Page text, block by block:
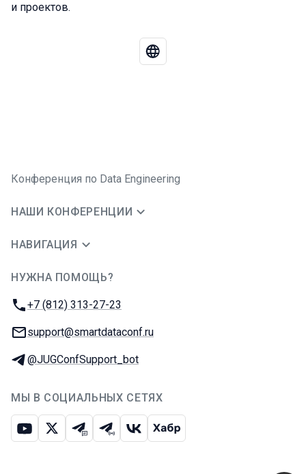
и проектов.
Конференция по Data Engineering
НАШИ КОНФЕРЕНЦИИ
НАВИГАЦИЯ
НУЖНА ПОМОЩЬ?
Телефон:
+7 (812) 313-27-23
E-mail:
support@smartdataconf.ru
Телеграм:
@JUGConfSupport_bot
МЫ В СОЦИАЛЬНЫХ СЕТЯХ
ЮтубИкс Телеграм-чат
Телеграм-канал
ВКонтакте
Хабр